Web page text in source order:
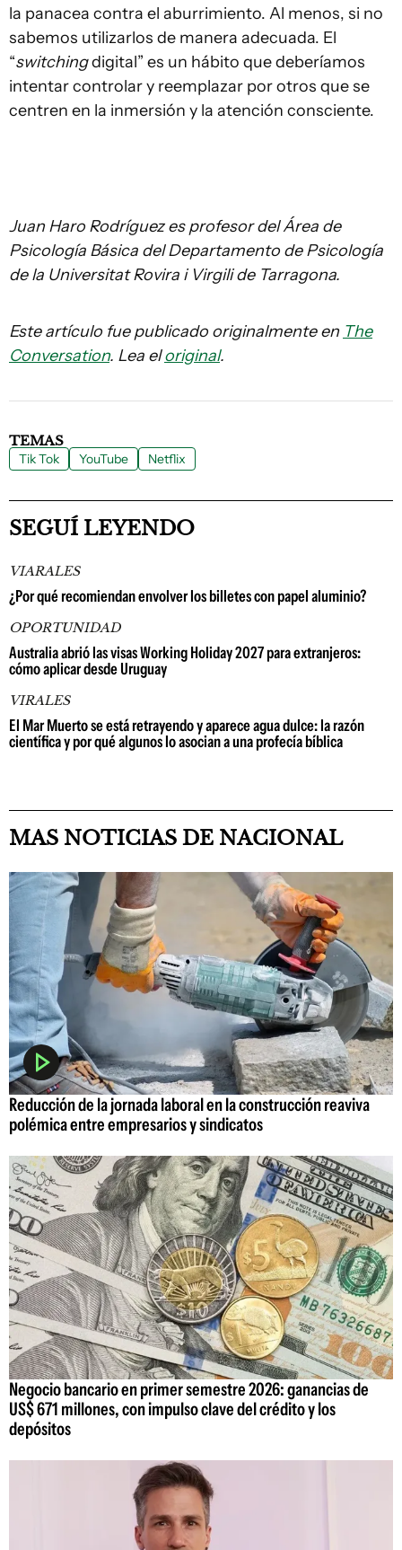
la panacea contra el aburrimiento. Al menos, si no
sabemos utilizarlos de manera adecuada. El
“switchingdigital” es un hábito que deberíamos
intentar controlar y reemplazar por otros que se
centren en la inmersión y la atención consciente.
Juan Haro Rodríguez es profesor del Área de
Psicología Básica del Departamento de Psicología
de la Universitat Rovira i Virgili de Tarragona.
Este artículo fue publicado originalmente en The
Conversation. Lea eloriginal.
TEMAS
Tik Tok YouTube Netflix
SEGUÍ LEYENDO
VIARALES
¿Por qué recomiendan envolver los billetes con papel aluminio?
OPORTUNIDAD
Australia abrió las visas Working Holiday 2027 para extranjeros:
cómo aplicar desde Uruguay
VIRALES
El Mar Muerto se está retrayendo y aparece agua dulce: la razón
científica y por qué algunos lo asocian a una profecía bíblica
MAS NOTICIAS DE NACIONAL
Reducción de la jornada laboral en la construcción reaviva
polémica entre empresarios y sindicatos
Negocio bancario en primer semestre 2026: ganancias de
US$ 671 millones, con impulso clave del crédito y los
depósitos